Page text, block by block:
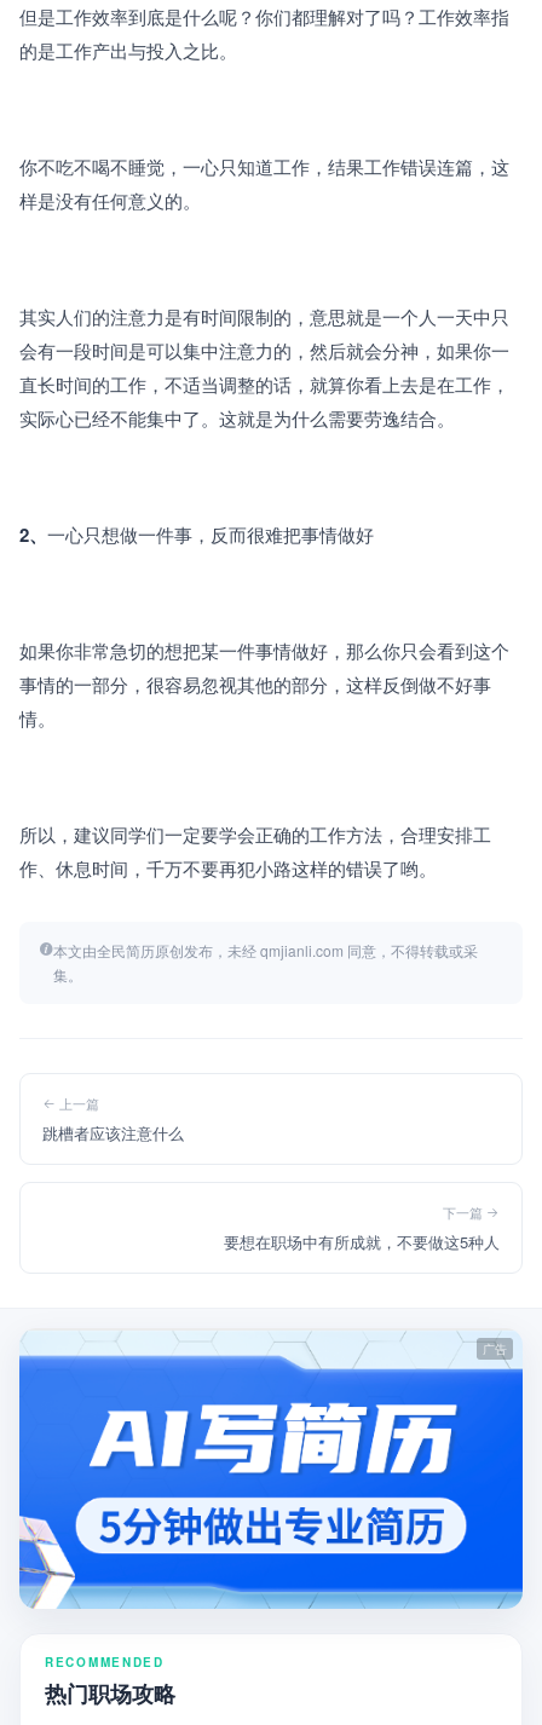
但是工作效率到底是什么呢？你们都理解对了吗？工作效率指
的是工作产出与投入之比。
你不吃不喝不睡觉，一心只知道工作，结果工作错误连篇，这
样是没有任何意义的。
其实人们的注意力是有时间限制的，意思就是一个人一天中只
会有一段时间是可以集中注意力的，然后就会分神，如果你一
直长时间的工作，不适当调整的话，就算你看上去是在工作，
实际心已经不能集中了。这就是为什么需要劳逸结合。
2、 一心只想做一件事，反而很难把事情做好
如果你非常急切的想把某一件事情做好，那么你只会看到这个
事情的一部分，很容易忽视其他的部分，这样反倒做不好事
情。
所以，建议同学们一定要学会正确的工作方法，合理安排工
作、休息时间，千万不要再犯小路这样的错误了哟。
本文由全民简历原创发布，未经 qmjianli.com 同意，不得转载或采
集。
上一篇
跳槽者应该注意什么
下一篇
要想在职场中有所成就，不要做这5种人
RECOMMENDED
热门职场攻略